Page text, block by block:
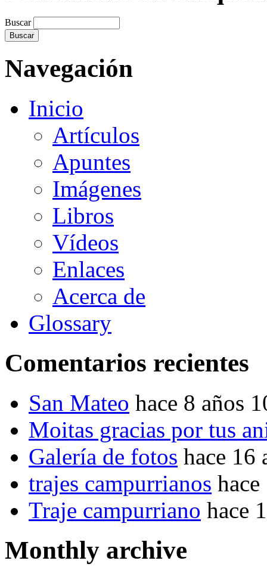
Buscar
Navegación
Inicio
Artículos
Apuntes
Imágenes
Libros
Vídeos
Enlaces
Acerca de
Glossary
Comentarios recientes
San Mateo hace 8 años
Moitas gracias por tus
Galería de fotos hace 16
trajes campurrianos
Traje campurriano hace
Monthly archive